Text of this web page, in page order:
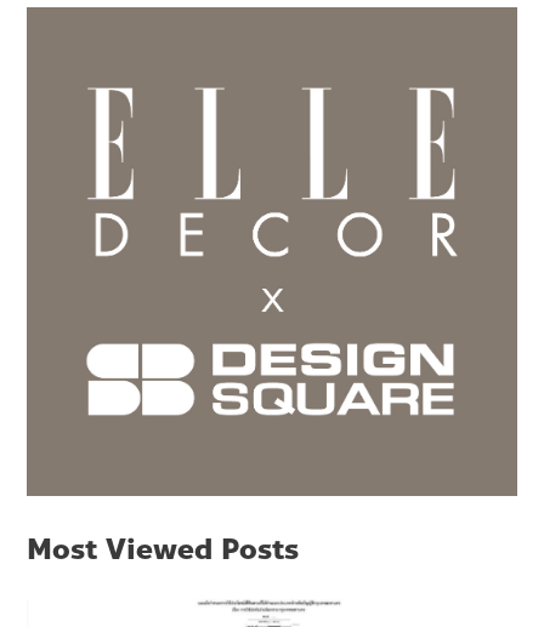
Most Viewed Posts